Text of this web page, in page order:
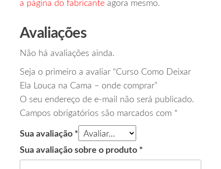
a página do fabricante agora mesmo.
Avaliações
Não há avaliações ainda.
Seja o primeiro a avaliar “Curso Como Deixar
Ela Louca na Cama – onde comprar”
O seu endereço de e-mail não será publicado.
Campos obrigatórios são marcados com *
Sua avaliação *
Sua avaliação sobre o produto *